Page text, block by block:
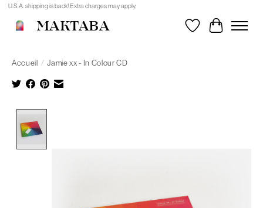
U.S.A. shipping is back! Extra charges may apply.
MAKTABA Liste de souhaits
Panier
Accueil / Jamie xx - In Colour CD